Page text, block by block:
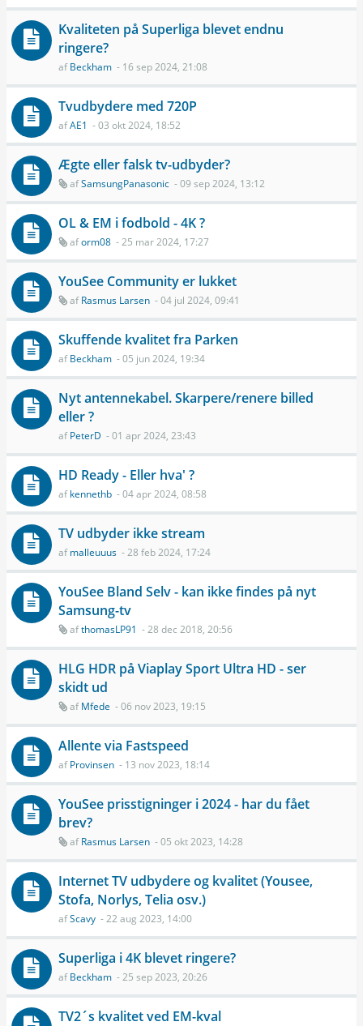
Kvaliteten på Superliga blevet endnu
ringere?
afBeckham - 16 sep 2024, 21:08
Tvudbydere med 720P
afAE1 - 03 okt 2024, 18:52
Ægte eller falsk tv-udbyder?
afSamsungPanasonic - 09 sep 2024, 13:12
OL & EM i fodbold - 4K ?
aform08 - 25 mar 2024, 17:27
YouSee Community er lukket
afRasmus Larsen - 04 jul 2024, 09:41
Skuffende kvalitet fra Parken
afBeckham - 05 jun 2024, 19:34
Nyt antennekabel. Skarpere/renere billed
eller ?
afPeterD - 01 apr 2024, 23:43
HD Ready - Eller hva' ?
afkennethb - 04 apr 2024, 08:58
TV udbyder ikke stream
afmalleuuus - 28 feb 2024, 17:24
YouSee Bland Selv - kan ikke findes på nyt
Samsung-tv
afthomasLP91 - 28 dec 2018, 20:56
HLG HDR på Viaplay Sport Ultra HD - ser
skidt ud
afMfede - 06 nov 2023, 19:15
Allente via Fastspeed
afProvinsen - 13 nov 2023, 18:14
YouSee prisstigninger i 2024 - har du fået
brev?
afRasmus Larsen - 05 okt 2023, 14:28
Internet TV udbydere og kvalitet (Yousee,
Stofa, Norlys, Telia osv.)
afScavy - 22 aug 2023, 14:00
Superliga i 4K blevet ringere?
afBeckham - 25 sep 2023, 20:26
TV2´s kvalitet ved EM-kval